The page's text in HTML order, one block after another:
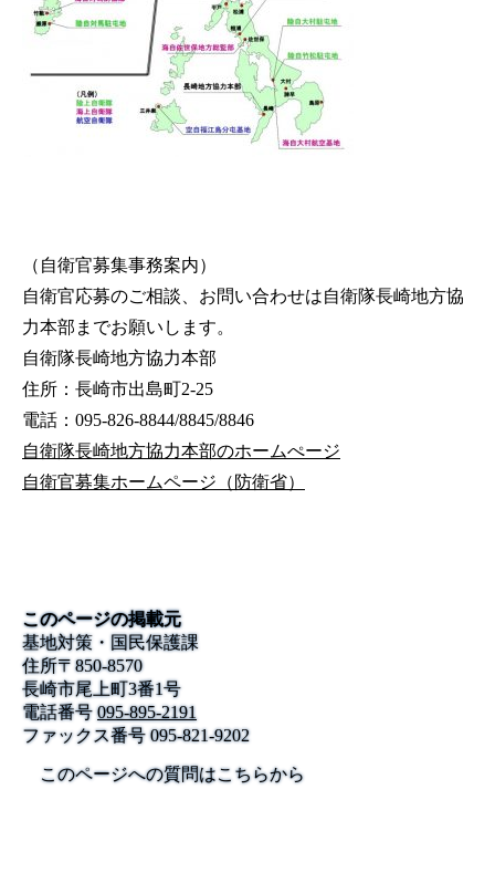
（自衛官募集事務案内）
自衛官応募のご相談、お問い合わせは自衛隊長崎地方協
力本部までお願いします。
自衛隊長崎地方協力本部
住所：長崎市出島町2-25
電話：095-826-8844/8845/8846
自衛隊長崎地方協力本部のホームぺージ
自衛官募集ホームページ（防衛省）
このページの掲載元
基地対策・国民保護課
住所〒850-8570
長崎市尾上町3番1号
電話番号 095-895-2191
ファックス番号095-821-9202
このページへの質問はこちらから